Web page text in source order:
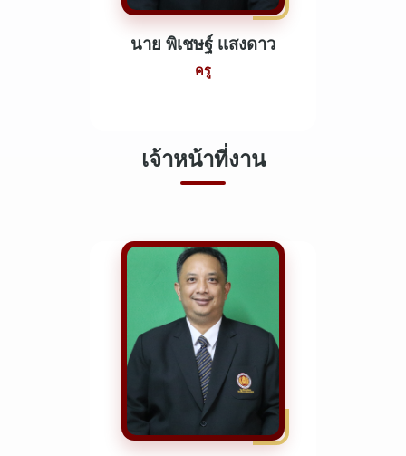
นาย พิเชษฐ์ เเสงดาว
ครู
เจ้าหน้าที่งาน